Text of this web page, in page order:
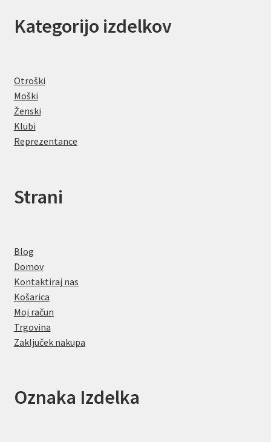
Kategorijo izdelkov
Otroški
Moški
Ženski
Klubi
Reprezentance
Strani
Blog
Domov
Kontaktiraj nas
Košarica
Moj račun
Trgovina
Zaključek nakupa
Oznaka Izdelka